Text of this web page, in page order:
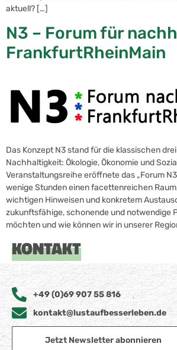
aktuell? […]
N3 – Forum für
FrankfurtRheinMain
Das Konzept N3 stand für die klassischen
Nachhaltigkeit: Ökologie, Ökonomie und
Veranstaltungsreihe eröffnete das „Forum
wenige Stunden einen facettenreichen
wichtigen Hinweisen und konkretem
zukunftsfähige, schonende und notwendige
möchten und wie können wir in unserer
KONTAKT
+49 (0)69 907 55 816
kontakt@lustaufbesserleben.de
Jetzt Newsletter abonnieren